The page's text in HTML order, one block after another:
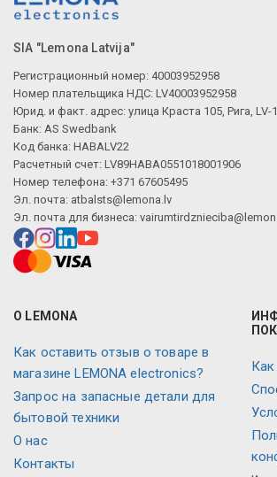
SIA "Lemona Latvija"
Регистрационный номер: 40003952958
Номер плательщика НДС: LV40003952958
Юрид. и факт. адрес: улица Краста 105, Рига, LV-
Банк: AS Swedbank
Код банка: HABALV22
Расчетный счет: LV89HABA0551018001906
Номер телефона: +371 67605495
Эл. почта: atbalsts@lemona.lv
Эл. почта для бизнеса:
О LEMONA
Как оставить отзыв о товаре в
магазине LEMONA electronics?
Запрос на запасные детали для
бытовой техники
О нас
Контакты
Как